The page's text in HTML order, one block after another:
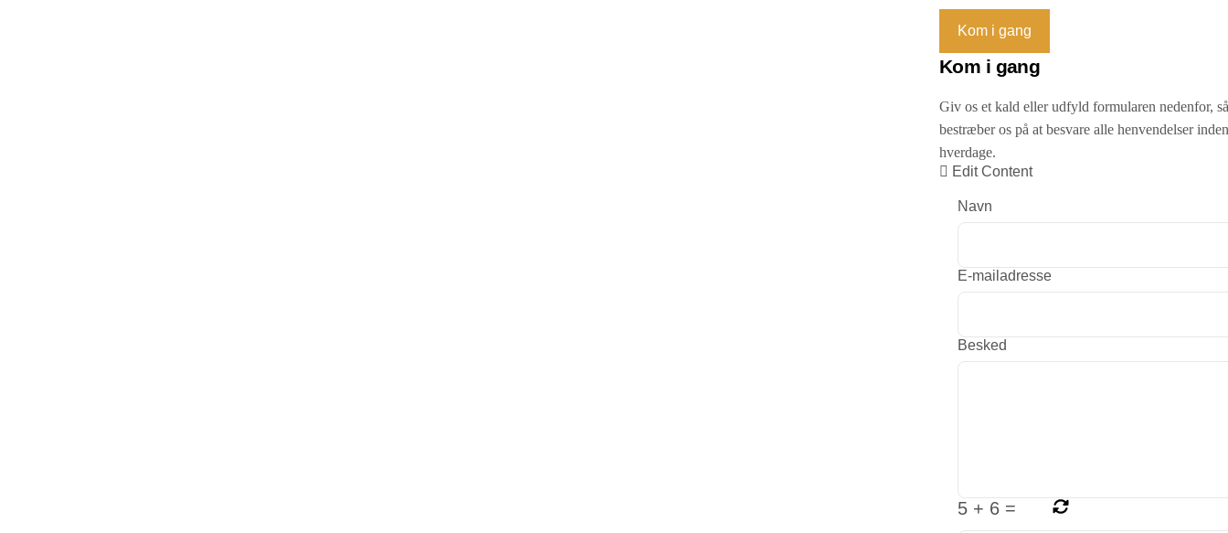
Kom i gang
Kom i gang
Giv os et kald eller udfyld formularen nedenfor,
bestræber os på at besvare alle henvendelser
hverdage.
Edit Content
Navn
E-mailadresse
Besked
5 + 6 =